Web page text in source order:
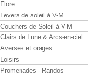
Flore
Levers de soleil à V-M
Couchers de Soleil à V-M
Clairs de Lune & Arcs-en-ciel
Averses et orages
Loisirs
Promenades - Randos